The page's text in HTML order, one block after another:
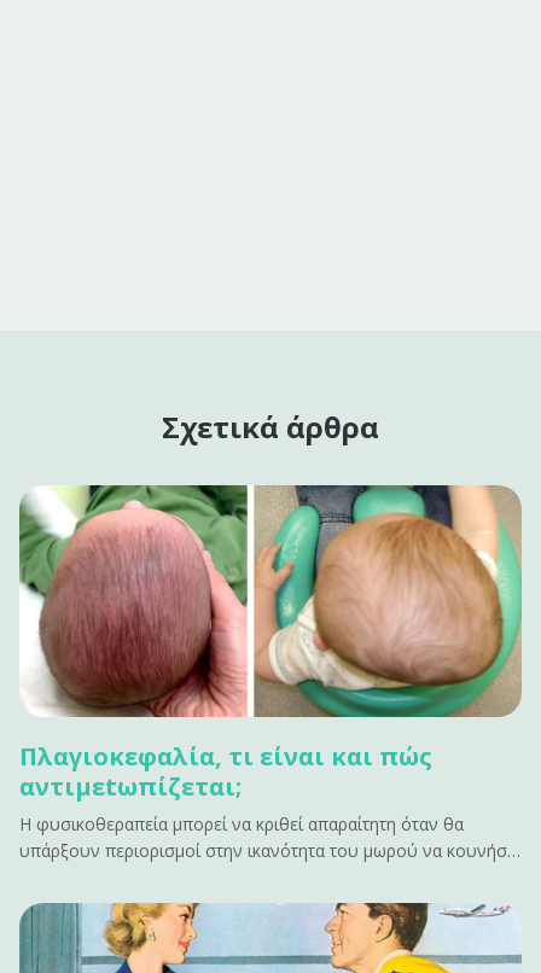
Σχετικά άρθρα
Πλαγιοκεφαλία, τι είναι και πώς
αντιμεtωπίζεται;
Η φυσικοθεραπεία μπορεί να κριθεί απαραίτητη όταν θα
υπάρξουν περιορισμοί στην ικανότητα του μωρού να κουνήσει
σύσπασης.&#13; &#13; Τι είναι η πλαγιοκεφαλία;&#13; Η
πλαγιοκεφoλία είναι η ασύμμετρη θέση των οστών του
κρανίου στο βρέφος.&hellip;